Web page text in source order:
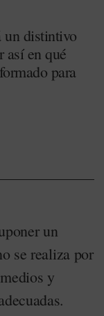
un distintivo
así en qué
para
un
se realiza por
y